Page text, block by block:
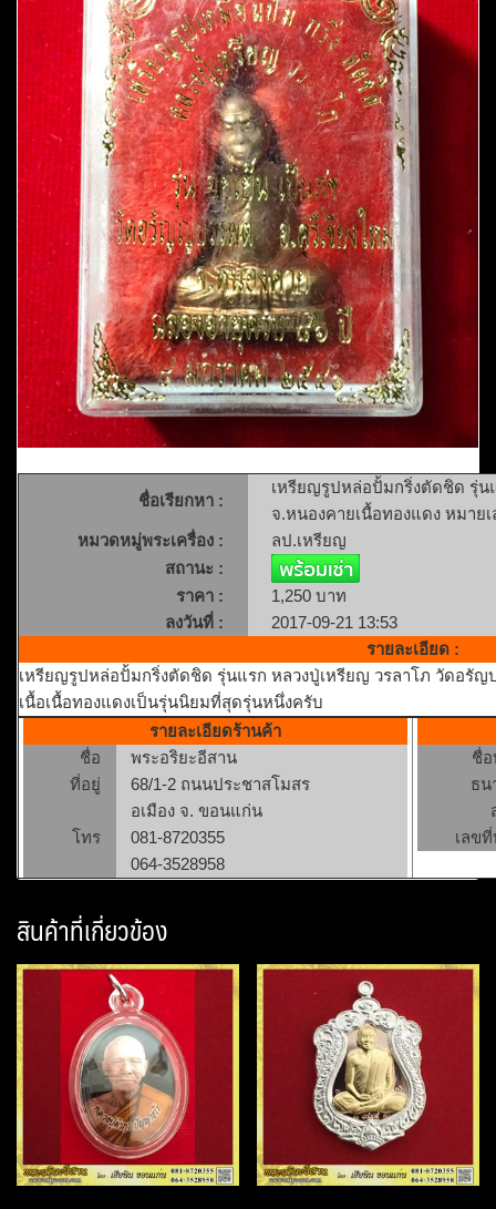
ชื่อเรียกหา :
เหรียญรูปหล่อปั้มกริ่งตัดชิด รุ่น
จ.หนองคายเนื้อทองแดง หมายเ
หมวดหมู่พระเครื่อง :
ลป.เหรียญ
สถานะ :
ราคา :
1,250 บาท
ลงวันที่ :
2017-09-21 13:53
รายละเอียด :
เหรียญรูปหล่อปั้มกริ่งตัดชิด รุ่นแรก หลวงปู่เหรียญ วรลาโภ วัดอรัญ
เนื้อเนื้อทองแดงเป็นรุ่นนิยมที่สุดรุ่นหนึ่งครับ
รายละเอียดร้านค้า
ชื่อ
พระอริยะอีสาน
ที่อยู่
68/1-2 ถนนประชาสโมสร
อเมือง จ. ขอนแก่น
โทร
081-8720355
064-3528958
ชื่
ธน
เลข
สินค้าที่เกี่ยวข้อง